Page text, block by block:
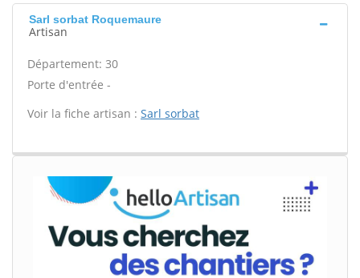
Sarl sorbat Roquemaure
Artisan
Département: 30
Porte d'entrée -
Voir la fiche artisan : Sarl sorbat